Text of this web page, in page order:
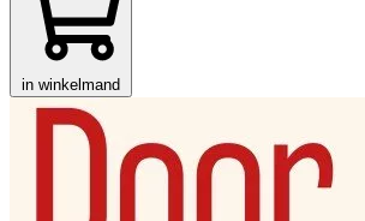
in winkelmand